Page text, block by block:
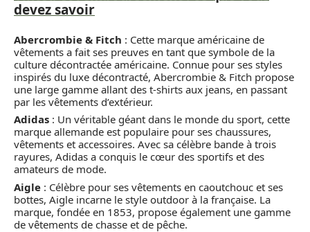
devez savoir
Abercrombie & Fitch : Cette marque américaine de
vêtements a fait ses preuves en tant que symbole de la
culture décontractée américaine. Connue pour ses styles
inspirés du luxe décontracté, Abercrombie & Fitch propose
une large gamme allant des t-shirts aux jeans, en passant
par les vêtements d’extérieur.
Adidas : Un véritable géant dans le monde du sport, cette
marque allemande est populaire pour ses chaussures,
vêtements et accessoires. Avec sa célèbre bande à trois
rayures, Adidas a conquis le cœur des sportifs et des
amateurs de mode.
Aigle : Célèbre pour ses vêtements en caoutchouc et ses
bottes, Aigle incarne le style outdoor à la française. La
marque, fondée en 1853, propose également une gamme
de vêtements de chasse et de pêche.